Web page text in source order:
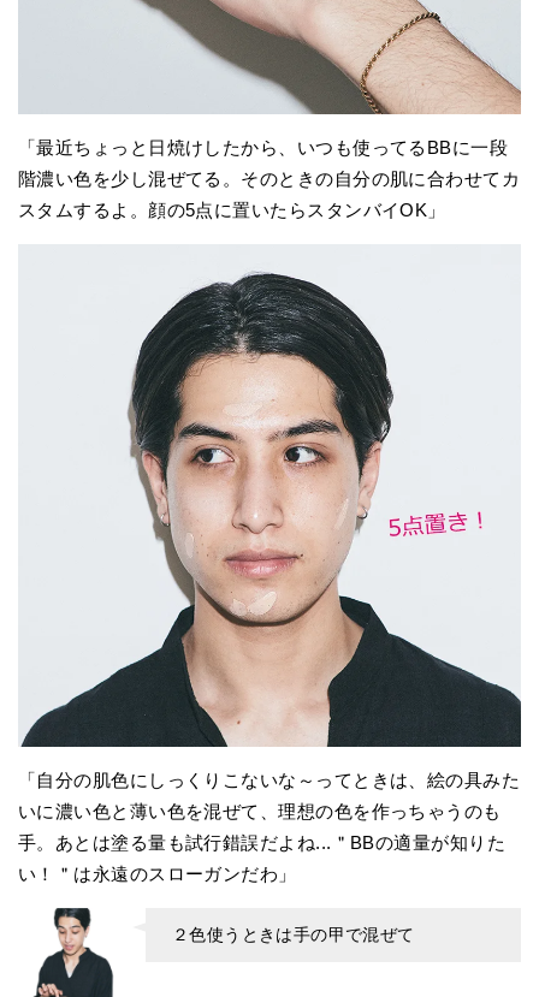
「最近ちょっと日焼けしたから、いつも使ってるBBに一段
階濃い色を少し混ぜてる。そのときの自分の肌に合わせてカ
スタムするよ。顔の5点に置いたらスタンバイOK」
「自分の肌色にしっくりこないな～ってときは、絵の具みた
いに濃い色と薄い色を混ぜて、理想の色を作っちゃうのも
手。あとは塗る量も試行錯誤だよね...＂BBの適量が知りた
い！＂は永遠のスローガンだわ」
２色使うときは手の甲で混ぜて